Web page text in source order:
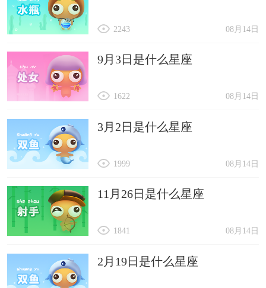
08月14日
2243
9月3日是什么星座
08月14日
1622
3月2日是什么星座
08月14日
1999
11月26日是什么星座
08月14日
1841
2月19日是什么星座